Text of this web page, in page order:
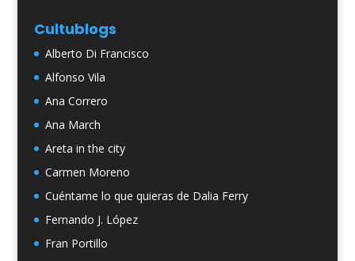
Cultublogs
Alberto Di Francisco
Alfonso Vila
Ana Correro
Ana March
Areta in the city
Carmen Moreno
Cuéntame lo que quieras de Dalia Ferry
Fernando J. López
Fran Portillo